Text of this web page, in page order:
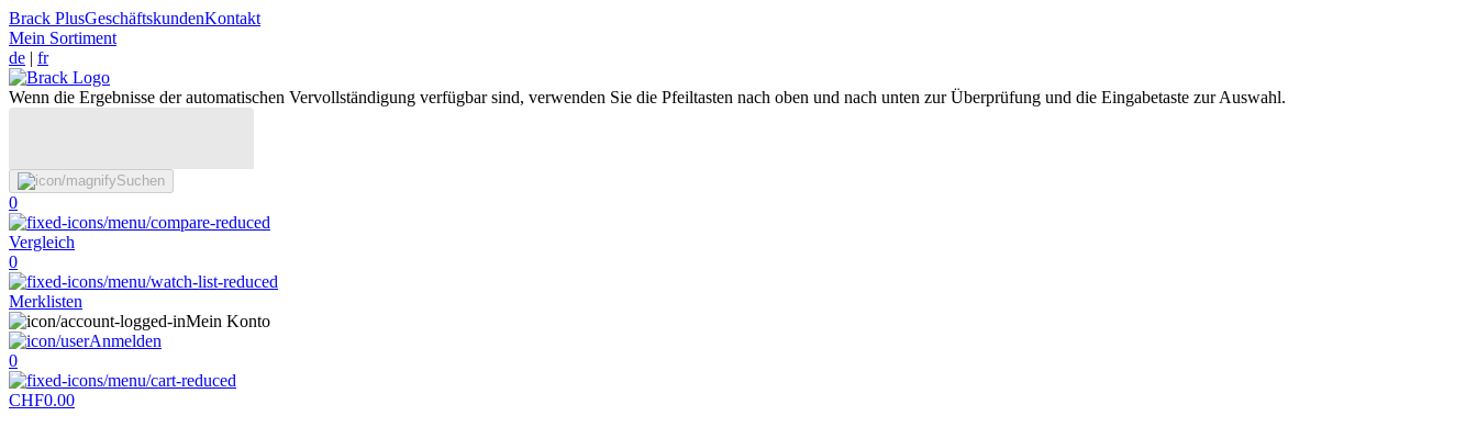
Brack PlusGeschäftskundenKontakt
Mein Sortiment
de | fr
Wenn die Ergebnisse der automatischen Vervollständigung verfügbar sind, verwenden Sie die Pfeiltasten nach oben und nach unten zur Überprüfung und die Eingabetaste zur Auswahl.
Suchen
0
Vergleich
0
Merklisten
Mein Konto
Anmelden
0
CHF0.00